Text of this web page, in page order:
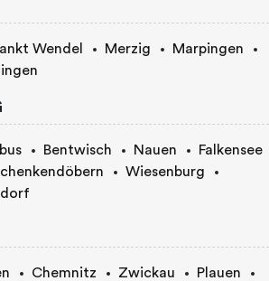
Wendel Merzig
Marpingen
Bentwisch Nauen
Falkensee
Wiesenburg
Chemnitz Zwickau
Plauen